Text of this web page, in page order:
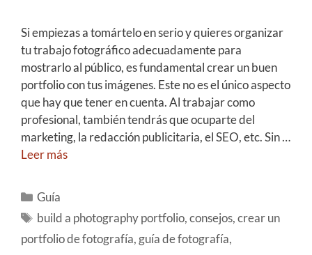
Si empiezas a tomártelo en serio y quieres organizar
tu trabajo fotográfico adecuadamente para
mostrarlo al público, es fundamental crear un buen
portfolio con tus imágenes. Este no es el único aspecto
que hay que tener en cuenta. Al trabajar como
profesional, también tendrás que ocuparte del
marketing, la redacción publicitaria, el SEO, etc. Sin …
Leer más
Guía
build a photography portfolio,consejos,crear un
portfolio de fotografía, guía de fotografía,